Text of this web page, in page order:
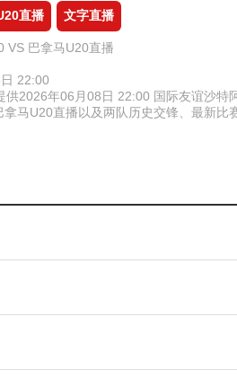
直播 文字直播
VS 巴拿马U20直播
22:00
供2026年06月08日 22:00 国际友谊沙
马U20直播以及两队历史交锋、最新